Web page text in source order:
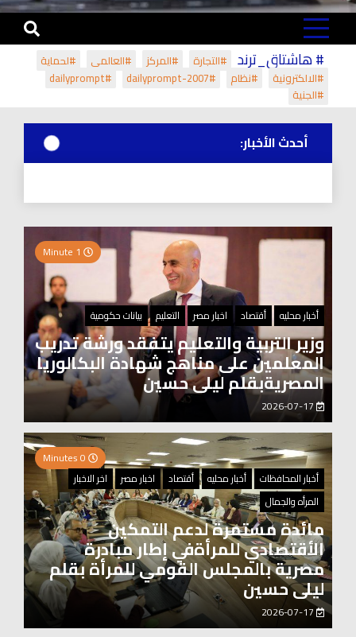
# هاشتاق_ترند #التجارة #المركز #العالمي
#لحماية
#الالكترونية
#نظام #dailyprompt-2007
#dailyprompt
#الجنية
أحدث الأخبار:
أخبار محليه أقتصاد اخبار مصر التعليم بيانات حكومية
وزير التربية والتعليم يتفقد ورشة تدريب
المعلمين على مناهج شهادة البكالوريا
المصريةبقلم ليلى حسين
أخبار المحافظات
أخبار محليه أقتصاد اخبار مصر
اخر الاخبار
المرأه والجمال
مائدة مستمرة لدعم التمكين
الأقتصادي للمرأةفي إطار مبادرة
مصرية بالمجلس القومي للمرأة بقلم
ليلى حسين
2026-07-17